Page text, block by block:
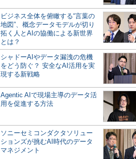
ビジネス全体を俯瞰する“言葉の
地図”、概念データモデルが切り
拓く人とAIの協働による新世界
とは？
シャドーAIやデータ漏洩の危機
をどう防ぐ？ 安全なAI活用を実
現する新戦略
Agentic AIで現場主導のデータ活
用を促進する方法
ソニーセミコンダクタソリュー
ションズが挑むAI時代のデータ
マネジメント